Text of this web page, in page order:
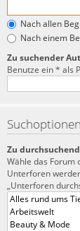
Nach allen
Nach einem
Zu suchender
Benutze ein * als
Suchoptionen
Zu
Wähle das Forum
Unterforen
„Unterforen